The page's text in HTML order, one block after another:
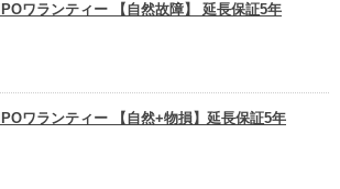
ワランティー 【自然故障】 延長保証5年
ワランティー 【自然+物損】延長保証5年